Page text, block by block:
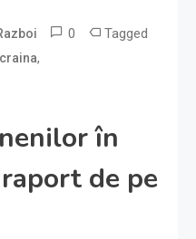
0 Tagged
,
în
de pe